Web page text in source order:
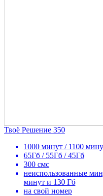
Твоё Решение 350
1000 минут / 1100
65Гб / 55Гб / 45Гб
300 смс
неиспользованные
минут и 130 Гб
на свой номер